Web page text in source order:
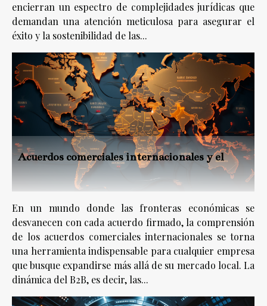
encierran un espectro de complejidades jurídicas que
demandan una atención meticulosa para asegurar el
éxito y la sostenibilidad de las...
Acuerdos comerciales internacionales y el
En un mundo donde las fronteras económicas se
desvanecen con cada acuerdo firmado, la comprensión
de los acuerdos comerciales internacionales se torna
una herramienta indispensable para cualquier empresa
que busque expandirse más allá de su mercado local. La
dinámica del B2B, es decir, las...